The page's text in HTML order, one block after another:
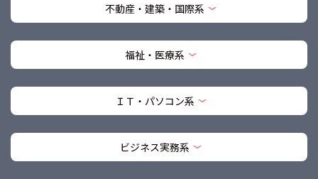
不動産・建築・国際系
福祉・医療系
ＩＴ・パソコン系
ビジネス実務系